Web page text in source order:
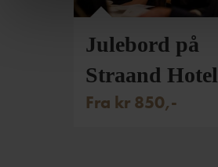
Julebord på
Straand Hotel
Fra kr 850,-